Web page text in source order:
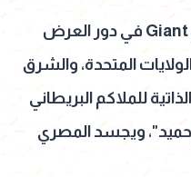
يترقب أمير المصري طرح فيلم Giant في دور العرض
المتحدة، والشرق
للملاكم البريطاني
ويجسد المصري